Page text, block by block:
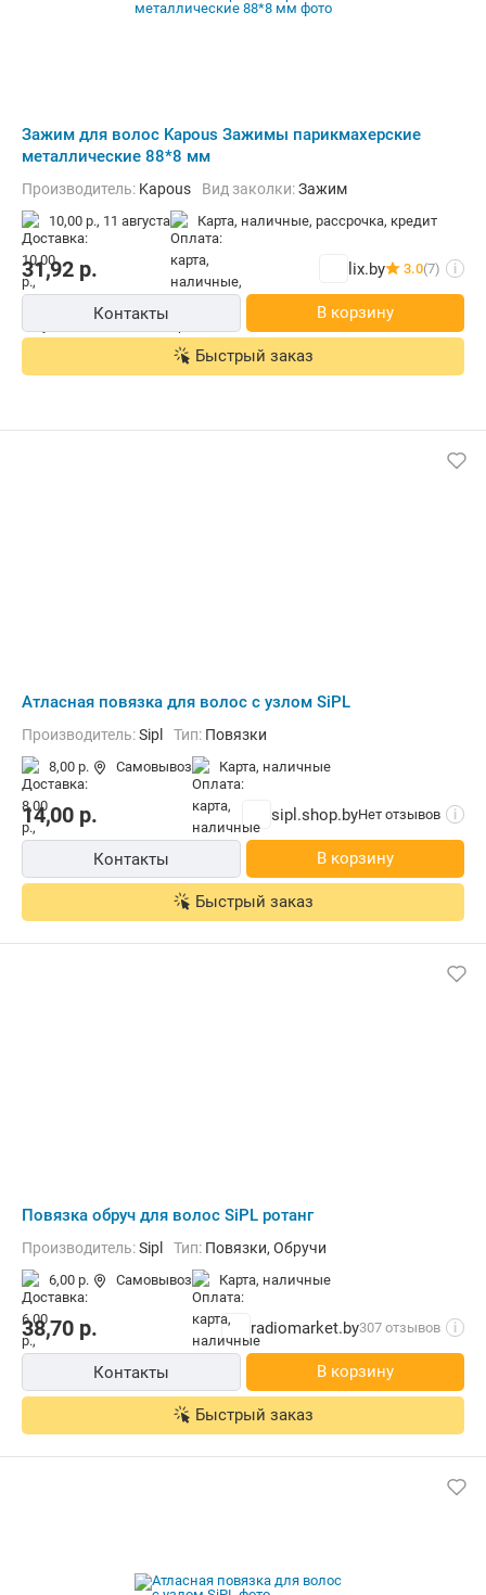
Зажим для волос Kapous Зажимы парикмахерские
металлические 88*8 мм
Производитель: Kapous Вид заколки:Зажим
10,00 р., 11 августа карта, наличные, рассрочка, кредит
31,92 р. lix.by 3.0(7) i
Контакты В корзину
Быстрый заказ
Атласная повязка для волос с узлом SiPL
Производитель:Sipl Тип: Повязки
8,00 р. Самовывоз карта, наличные
14,00 р. sipl.shop.byНет отзывов i
Контакты В корзину
Быстрый заказ
Повязка обруч для волос SiPL ротанг
Производитель:Sipl Тип: Повязки, Обручи
6,00 р. Самовывоз карта, наличные
38,70 р. radiomarket.by307 отзывов i
Контакты В корзину
Быстрый заказ